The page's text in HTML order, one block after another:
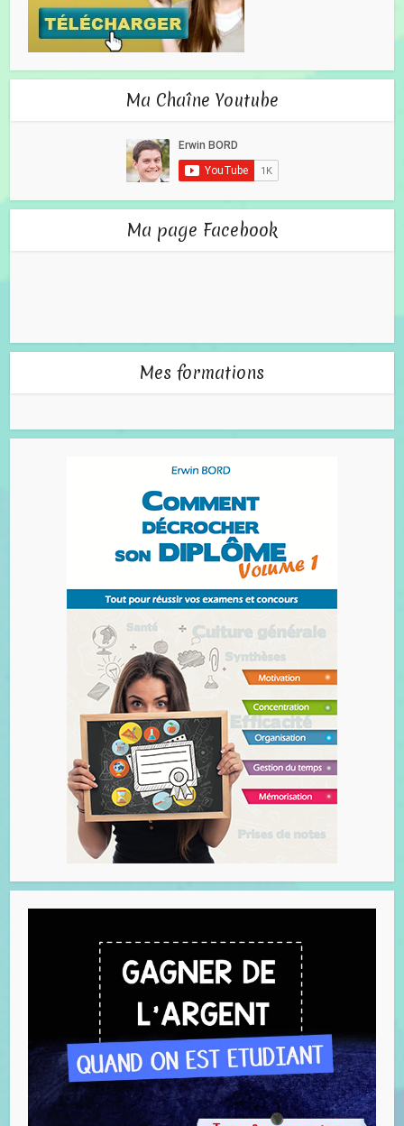
Ma Chaîne Youtube
Ma page Facebook
Mes formations